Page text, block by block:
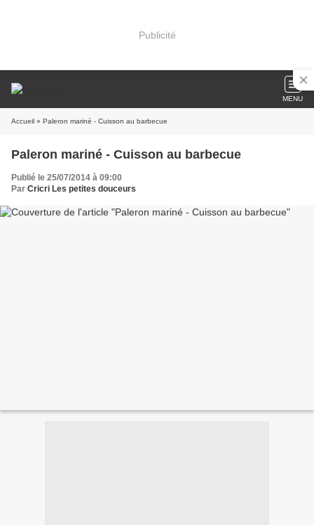
Publicité
MENU
Accueil » Paleron mariné - Cuisson au barbecue
Paleron mariné - Cuisson au barbecue
Publié le 25/07/2014 à 09:00
Par Cricri Les petites douceurs